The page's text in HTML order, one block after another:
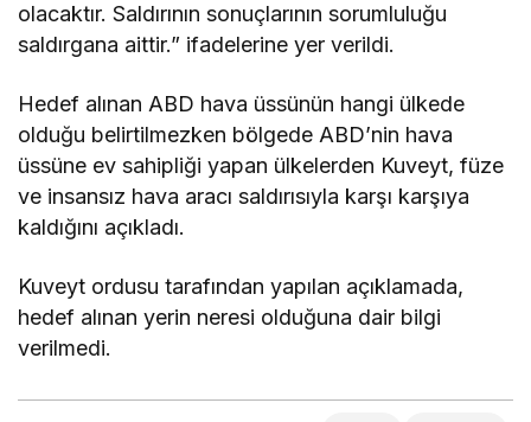
olacaktır. Saldırının sonuçlarının sorumluluğu
saldırgana aittir.” ifadelerine yer verildi.
Hedef alınan ABD hava üssünün hangi ülkede
olduğu belirtilmezken bölgede ABD’nin hava
üssüne ev sahipliği yapan ülkelerden Kuveyt, füze
ve insansız hava aracı saldırısıyla karşı karşıya
kaldığını açıkladı.
Kuveyt ordusu tarafından yapılan açıklamada,
hedef alınan yerin neresi olduğuna dair bilgi
verilmedi.